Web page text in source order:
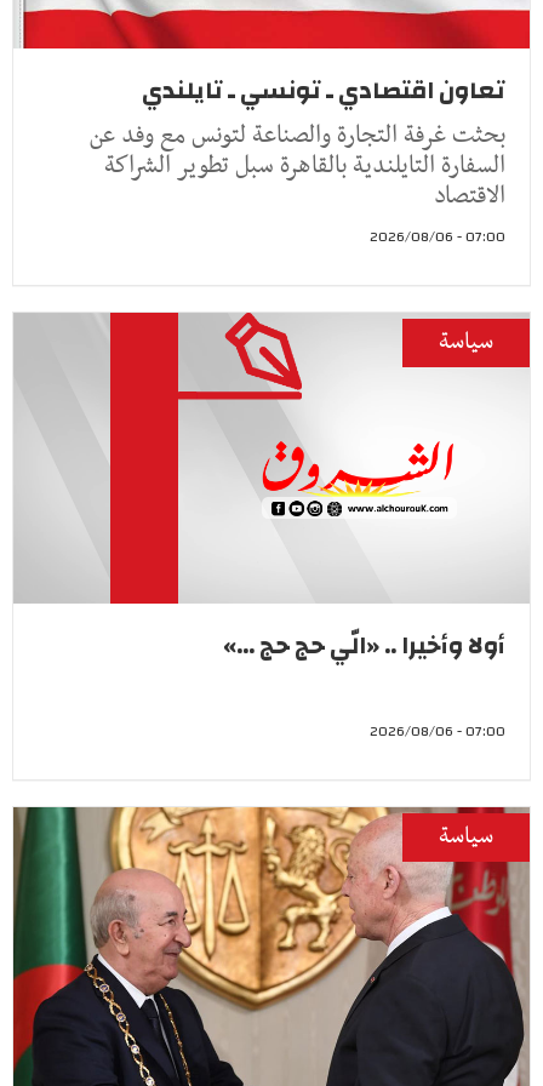
تعاون اقتصادي ـ تونسي ـ تايلندي
بحثت غرفة التجارة والصناعة لتونس مع وفد عن
السفارة التايلندية بالقاهرة سبل تطوير الشراكة
الاقتصاد
07:00 - 2026/08/06
سياسة
أولا وأخيرا .. «الّي حج حج ...»
07:00 - 2026/08/06
سياسة